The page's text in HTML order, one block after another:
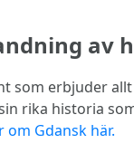
av
som erbjuder
rika historia
om Gdansk här.